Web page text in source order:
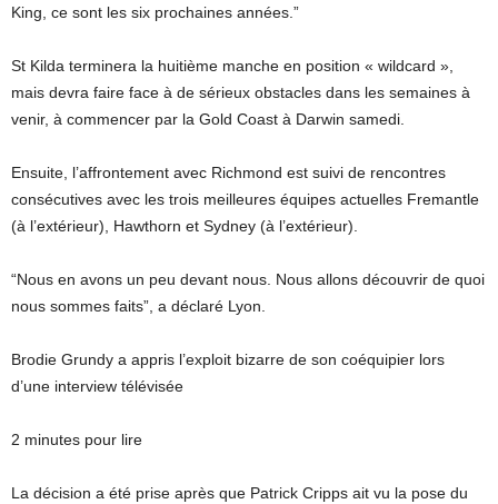
King, ce sont les six prochaines années.”
St Kilda terminera la huitième manche en position « wildcard »,
mais devra faire face à de sérieux obstacles dans les semaines à
venir, à commencer par la Gold Coast à Darwin samedi.
Ensuite, l’affrontement avec Richmond est suivi de rencontres
consécutives avec les trois meilleures équipes actuelles Fremantle
(à l’extérieur), Hawthorn et Sydney (à l’extérieur).
“Nous en avons un peu devant nous. Nous allons découvrir de quoi
nous sommes faits”, a déclaré Lyon.
Brodie Grundy a appris l’exploit bizarre de son coéquipier lors
d’une interview télévisée
2 minutes pour lire
La décision a été prise après que Patrick Cripps ait vu la pose du